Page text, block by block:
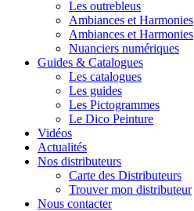
Les outrebleus
Ambiances et Harmonies
Ambiances et Harmonies
Nuanciers numériques
Guides & Catalogues
Les catalogues
Les guides
Les Pictogrammes
Le Dico Peinture
Vidéos
Actualités
Nos distributeurs
Carte des Distributeurs
Trouver mon distributeur
Nous contacter